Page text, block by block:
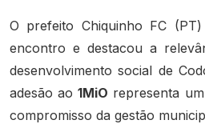
O prefeito Chiquinho FC
encontro e destacou a
desenvolvimento social de
adesão ao1MiO representa
compromisso da gestão